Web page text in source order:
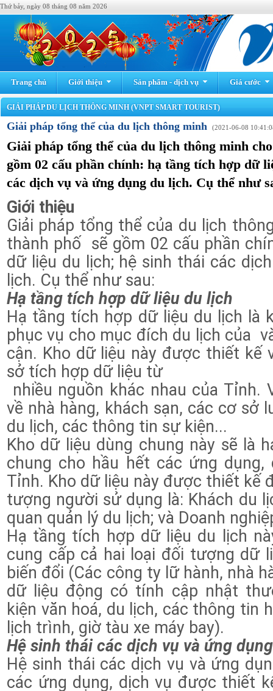
Thứ bảy, ngày 08 tháng 08 năm 2026
Trang chủ Giới thiệu Sản phẩm - dịch vụ Giá cước
GIẢI PHÁP DU LỊCH THÔNG MINH (VNPT SMART TOURIST)
Giải pháp tổng thể của du lịch thông minh (2021-06-08
Giải pháp tổng thể của du lịch thông minh
gồm 02 cấu phần chính: hạ tầng tích hợp dữ
các dịch vụ và ứng dụng du lịch. Cụ thể như
Giới thiệu
Giải pháp tổng thể của du lịch
thành phố sẽ gồm 02 cấu phần
dữ liệu du lịch; hệ sinh thái các
lịch. Cụ thể như sau:
Hạ tầng tích hợp dữ liệu du lịch
Hạ tầng tích hợp dữ liệu du lịch là
phục vụ cho mục đích du lịch của
cận. Kho dữ liệu này được thiết kế
sở tích hợp dữ liệu từ
nhiều nguồn khác nhau của Tỉnh.
về nhà hàng, khách sạn, các cơ sở
du lịch, các thông tin sự kiện...
Kho dữ liệu dùng chung này sẽ là
chung cho hầu hết các ứng
Tỉnh. Kho dữ liệu này được thiết kế
tượng người sử dụng là: Khách du
quan quản lý du lịch; và Doanh
Hạ tầng tích hợp dữ liệu du lịch
cung cấp cả hai loại đối tượng dữ
biến đổi (Các công ty lữ hành, nhà
dữ liệu động có tính cập nhật
kiện văn hoá, du lịch, các thông tin
lịch trình, giờ tàu xe máy bay).
Hệ sinh thái các dịch vụ và ứng
Hệ sinh thái các dịch vụ và ứng
các ứng dụng, dịch vụ được thiết